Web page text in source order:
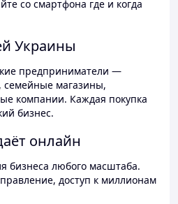
со смартфона где и когда
Украины
предприниматели —
семейные магазины,
компании. Каждая покупка
бизнес.
онлайн
бизнеса любого масштаба.
доступ к миллионам